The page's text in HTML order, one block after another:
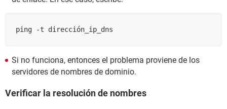
ping -t dirección_ip_dns
Si no funciona, entonces el problema proviene de los
servidores de nombres de dominio.
Verificar la resolución de nombres